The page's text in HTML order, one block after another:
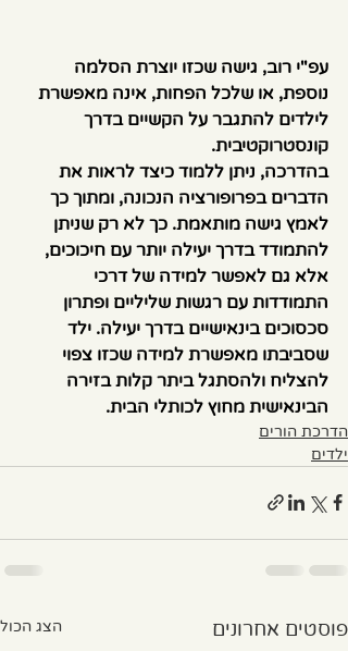
עפ"י רוב, גישה שכזו יוצרת הסלמה
נוספת, או שלכל הפחות, אינה מאפשרת
לילדים להתגבר על הקשיים בדרך
קונסטרוקטיבית.
בהדרכה, ניתן ללמוד כיצד לראות את
הדברים בפרופורציה הנכונה, ומתוך כך
לאמץ גישה מותאמת. כך לא רק שניתן
להתמודד בדרך יעילה יותר עם חיכוכים,
אלא גם לאפשר למידה של דרכי
התמודדות עם רגשות שליליים ופתרון
סכסוכים בינאישיים בדרך יעילה. ילד
שסביבתו מאפשרת למידה שכזו צפוי
להצליח ולהסתגל ביתר קלות בזירה
הבינאישית מחוץ לכותלי הבית.
הדרכת הורים
ילדים
פוסטים אחרונים הצג הכול